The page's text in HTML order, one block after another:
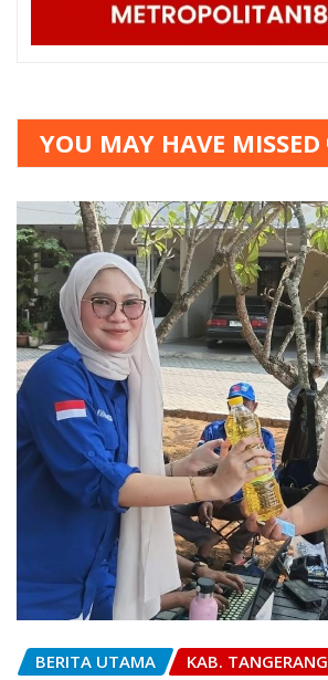
YOU MAY HAVE MISSED
BERITA UTAMA KAB. TANGERANG